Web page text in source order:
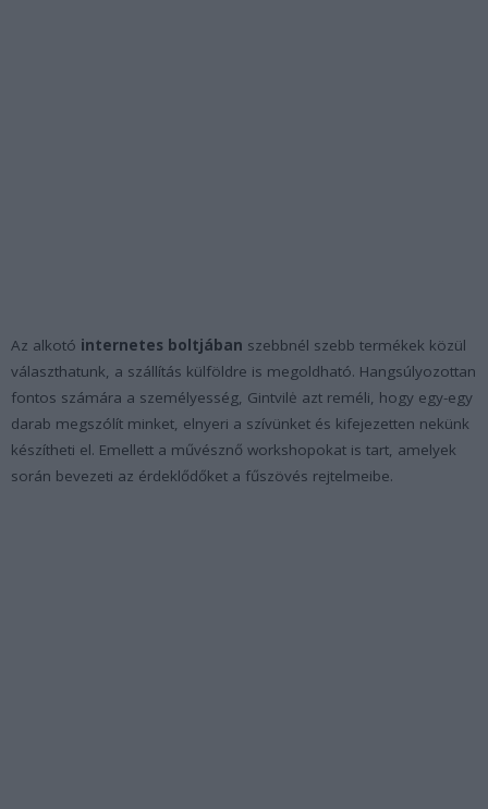
Az alkotó internetes boltjában szebbnél szebb termékek közül
választhatunk, a szállítás külföldre is megoldható. Hangsúlyozottan
fontos számára a személyesség, Gintvilė azt reméli, hogy egy-egy
darab megszólít minket, elnyeri a szívünket és kifejezetten nekünk
készítheti el. Emellett a művésznő workshopokat is tart, amelyek
során bevezeti az érdeklődőket a fűszövés rejtelmeibe.